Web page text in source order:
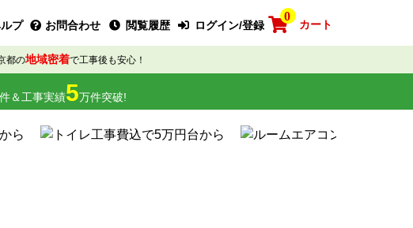
プ お問合わせ 閲覧履歴 ログイン/登録
0
カート
都の地域密着で工事後も安心！
＆工事実績5万件突破!